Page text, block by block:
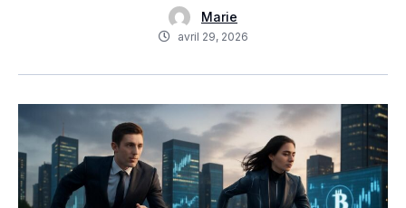
Marie
avril 29, 2026